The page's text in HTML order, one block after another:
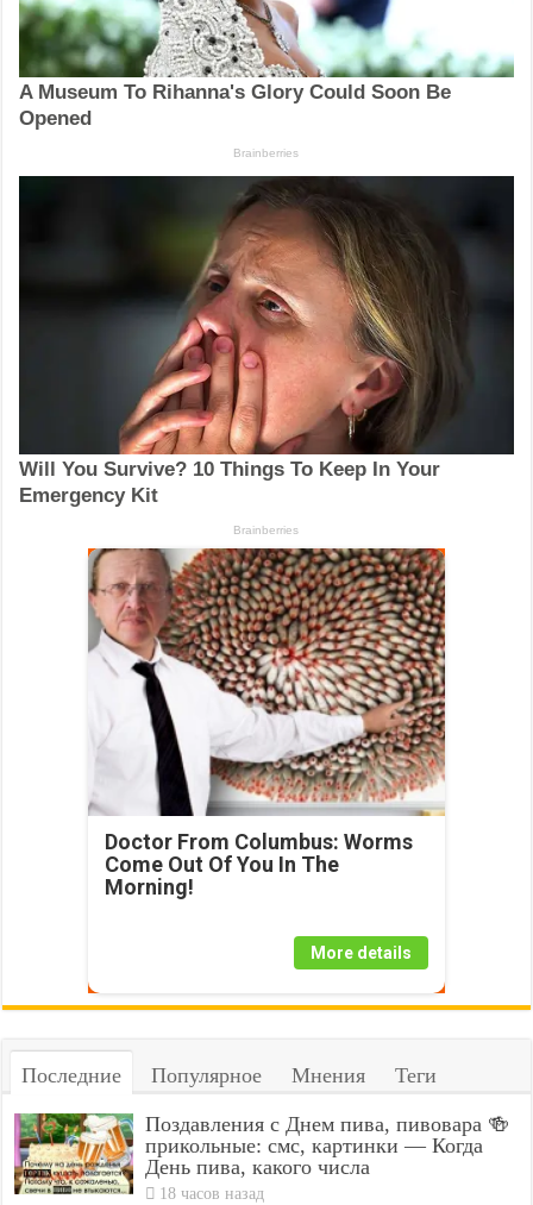
Doctor From Columbus: Worms
Come Out Of You In The
Morning!
More details
Последние Популярное Мнения Теги
Поздавления с Днем пива, пивовара 🍻
прикольные: смс, картинки — Когда
День пива, какого числа
18 часов назад